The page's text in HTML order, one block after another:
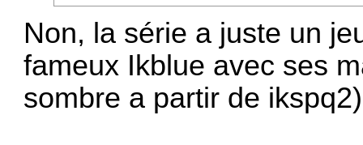
Non, la série a juste un
fameux Ikblue avec ses
sombre a partir de